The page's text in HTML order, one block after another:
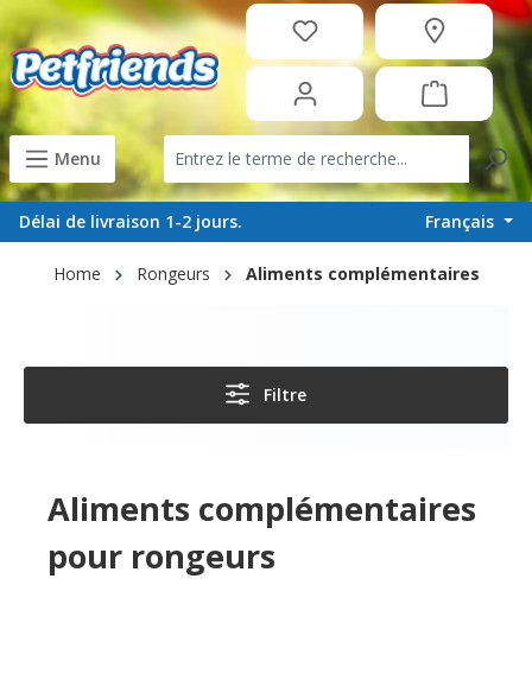
principal
Menu
Délai de livraison 1-2 jours. Français
Home Rongeurs Aliments complémentaires
Filtre
Aliments complémentaires
pour rongeurs